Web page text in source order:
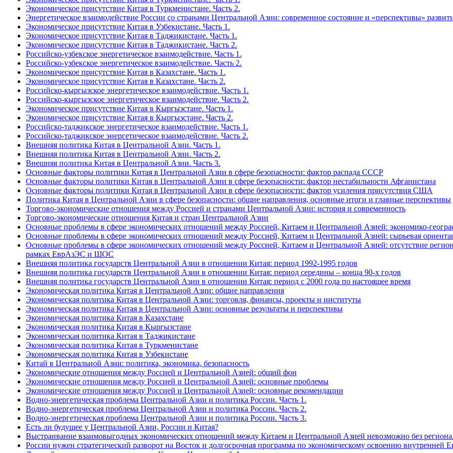
Экономическое присутствие Китая в Туркменистане. Часть 2.
Энергетическое взаимодействие России со странами Центральной Азии: современное состояние и «перспективы»
Экономическое присутствие Китая в Узбекистане. Часть 1.
Экономическое присутствие Китая в Таджикистане. Часть 1.
Экономическое присутствие Китая в Таджикистане. Часть 2.
Российско-узбекское энергетическое взаимодействие. Часть 1.
Российско-узбекское энергетическое взаимодействие. Часть 2.
Экономическое присутствие Китая в Казахстане. Часть 1.
Экономическое присутствие Китая в Казахстане. Часть 2.
Российско-кыргызское энергетическое взаимодействие. Часть 1.
Российско-кыргызское энергетическое взаимодействие. Часть 2.
Экономическое присутствие Китая в Кыргызстане. Часть 1.
Экономическое присутствие Китая в Кыргызстане. Часть 2.
Российско-таджикское энергетическое взаимодействие. Часть 1.
Российско-таджикское энергетическое взаимодействие. Часть 2.
Внешняя политика Китая в Центральной Азии. Часть 1.
Внешняя политика Китая в Центральной Азии. Часть 2.
Внешняя политика Китая в Центральной Азии. Часть 3.
Основные факторы политики Китая в Центральной Азии в сфере безопасности: фактор распада СССР
Основные факторы политики Китая в Центральной Азии в сфере безопасности: фактор нестабильности Афганистана
Основные факторы политики Китая в Центральной Азии в сфере безопасности: фактор усиления присутствия США
Политика Китая в Центральной Азии в сфере безопасности: общие направления, основные итоги и главные перспективы
Торгово-экономические отношения между Россией и странами Центральной Азии: история и современность
Торгово-экономические отношения Китая и стран Центральной Азии
Основные проблемы в сфере экономических отношений между Россией, Китаем и Центральной Азией: экономико-
Основные проблемы в сфере экономических отношений между Россией, Китаем и Центральной Азией: сырьевая
Основные проблемы в сфере экономических отношений между Россией, Китаем и Центральной Азией: отсутствие
рамках ЕврАзЭС и ШОС
Внешняя политика государств Центральной Азии в отношении Китая: период 1992-1995 годов
Внешняя политика государств Центральной Азии в отношении Китая: период середины – конца 90-х годов
Внешняя политика государств Центральной Азии в отношении Китая: период с 2000 года по настоящее время
Экономическая политика Китая в Центральной Азии: общие направления
Экономическая политика Китая в Центральной Азии: торговля, финансы, проекты и институты
Экономическая политика Китая в Центральной Азии: основные результаты и перспективы
Экономическая политика Китая в Казахстане
Экономическая политика Китая в Кыргызстане
Экономическая политика Китая в Таджикистане
Экономическая политика Китая в Туркменистане
Экономическая политика Китая в Узбекистане
Китай в Центральной Азии: политика, экономика, безопасность
Экономические отношения между Россией и Центральной Азией: общий фон
Экономические отношения между Россией и Центральной Азией: основные проблемы
Экономические отношения между Россией и Центральной Азией: основные рекомендации
Водно-энергетическая проблема Центральной Азии и политика России. Часть 1.
Водно-энергетическая проблема Центральной Азии и политика России. Часть 2.
Водно-энергетическая проблема Центральной Азии и политика России. Часть 3.
Есть ли будущее у Центральной Азии, России и Китая?
Выстраивание взаимовыгодных экономических отношений между Китаем и Центральной Азией невозможно без
России нужен стратегический разворот на Восток и долгосрочная программа по экономическому освоению внутренней